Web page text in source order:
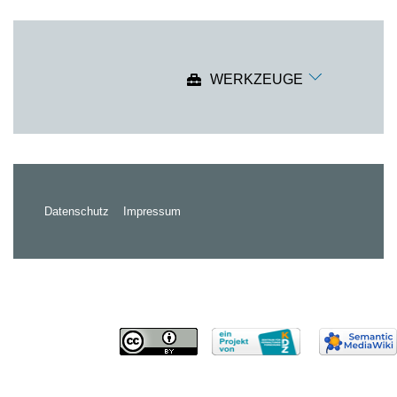
WERKZEUGE
Datenschutz Impressum